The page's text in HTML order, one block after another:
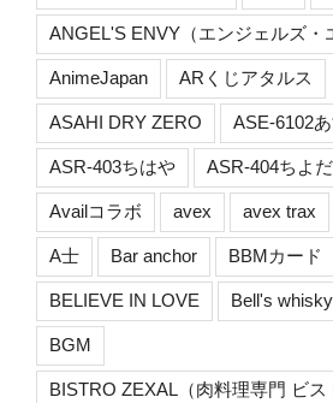
ANGEL'S ENVY（エンジェルズ・
AnimeJapan ARくじアタルス
ASAHI DRY ZERO ASE-6102
ASR-403ちはや ASR-404ちよだ
Availコラボ avex avex trax
A士 Bar anchor BBMカード
BELIEVE IN LOVE Bell's whisky
BGM
BISTRO ZEXAL（肉料理専門 ビス